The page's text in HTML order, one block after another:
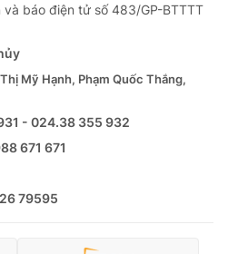
báo điện tử số 483/GP-BTTTT
Mỹ Hạnh, Phạm Quốc Thắng,
- 024.38 355 932
671 671
79595